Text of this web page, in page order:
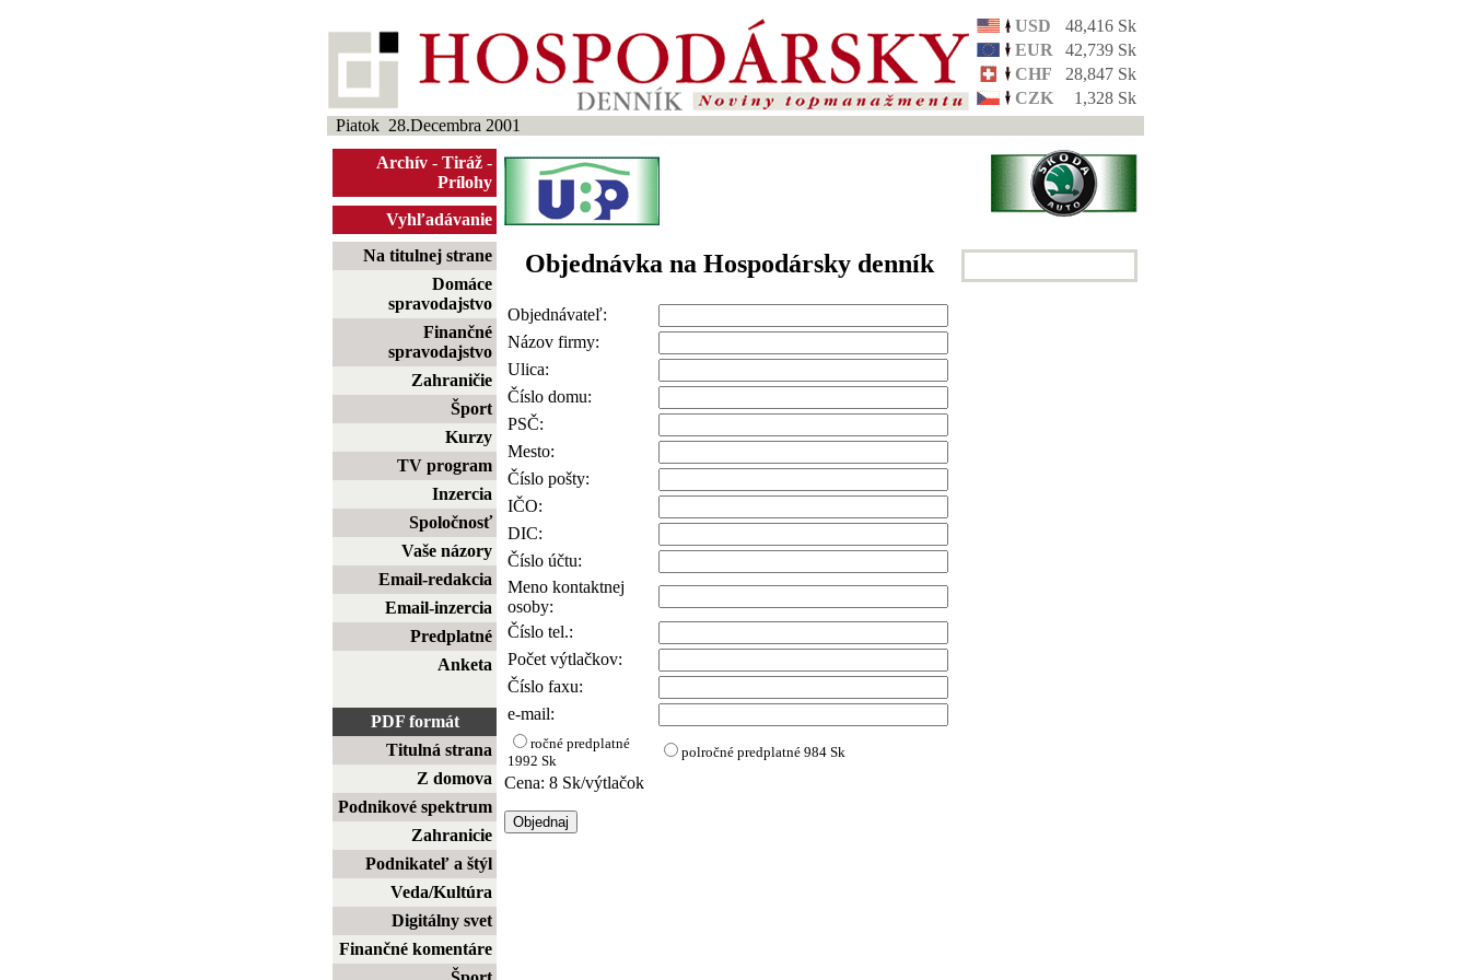
USD
48,416 Sk
EUR
42,739 Sk
CHF
28,847 Sk
CZK
1,328 Sk
Piatok 28.Decembra 2001
Archív - Tiráž -
Prílohy
Vyhľadávanie
Na titulnej strane
Domáce
spravodajstvo
Finančné
spravodajstvo
Zahraničie
Šport
Kurzy
TV program
Inzercia
Spoločnosť
Vaše názory
Email-redakcia
Email-inzercia
Predplatné
Anketa
PDF formát
Titulná strana
Z domova
Podnikové spektrum
Zahranicie
Podnikateľ a štýl
Veda/Kultúra
Digitálny svet
Finančné komentáre
Objednávka na Hospodársky denník
Objednávateľ:
Názov firmy:
Ulica:
Číslo domu:
PSČ:
Mesto:
Číslo pošty:
IČO:
DIC:
Číslo účtu:
Meno kontaktnej
osoby:
Číslo tel.:
Počet výtlačkov:
Číslo faxu:
e-mail:
ročné predplatné
1992 Sk
polročné predplatné 984 Sk
Cena: 8 Sk/výtlačok